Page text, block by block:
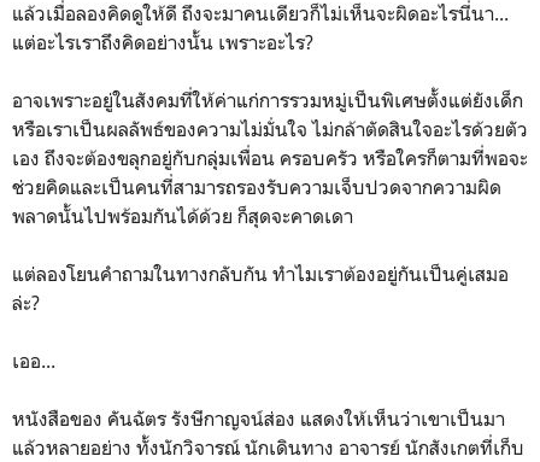
แล้วเมื่อลองคิดดูให้ดี ถึงจะมาคนเดียวก็ไม่เห็นจะผิดอะไรนี่นา...
แต่อะไรเราถึงคิดอย่างนั้น เพราะอะไร?
อาจเพราะอยู่ในสังคมที่ให้ค่าแก่การรวมหมู่เป็นพิเศษตั้งแต่ยังเด็ก
หรือเราเป็นผลลัพธ์ของความไม่มั่นใจ ไม่กล้าตัดสินใจอะไรด้วยตัว
เอง ถึงจะต้องขลุกอยู่กับกลุ่มเพื่อน ครอบครัว หรือใครก็ตามที่พอจะ
ช่วยคิดและเป็นคนที่สามารถรองรับความเจ็บปวดจากความผิด
พลาดนั้นไปพร้อมกันได้ด้วย ก็สุดจะคาดเดา
แต่ลองโยนคำถามในทางกลับกัน ทำไมเราต้องอยู่กันเป็นคู่เสมอ
ล่ะ?
เออ...
หนังสือของ คันฉัตร รังษีกาญจน์ส่อง แสดงให้เห็นว่าเขาเป็นมา
แล้วหลายอย่าง ทั้งนักวิจารณ์ นักเดินทาง อาจารย์ นักสังเกตที่เก็บ